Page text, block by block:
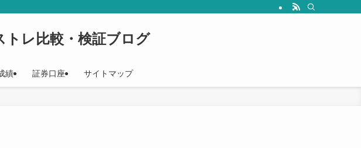
しています。シストレ初心者の人にも分かりやすく解説していきます。
レ比較・検証ブログ
績 証券口座 サイトマップ